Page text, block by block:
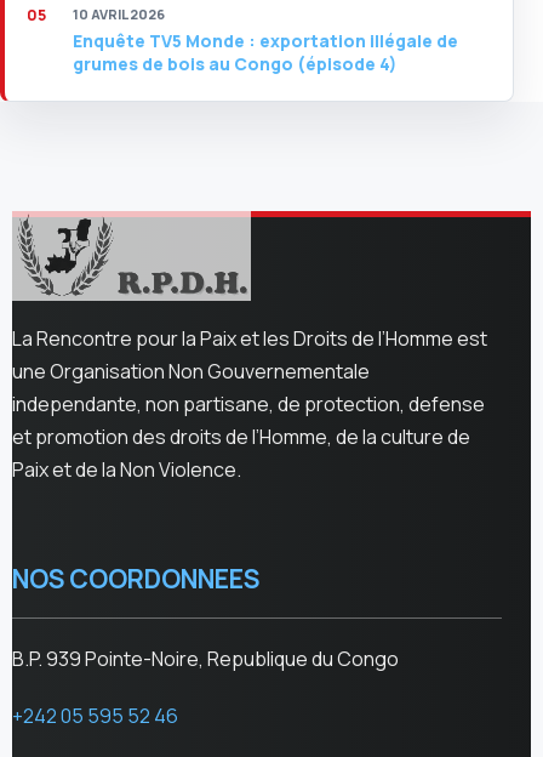
10 AVRIL 2026
Enquête TV5 Monde : exportation illégale de
grumes de bois au Congo (épisode 4)
La Rencontre pour la Paix et les Droits de l’Homme est
une Organisation Non Gouvernementale
independante, non partisane, de protection, defense
et promotion des droits de l’Homme, de la culture de
Paix et de la Non Violence.
NOS COORDONNEES
B.P. 939 Pointe-Noire, Republique du Congo
+242 05 595 52 46